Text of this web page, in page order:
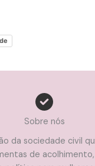
Sobre nós
da sociedade civil
de